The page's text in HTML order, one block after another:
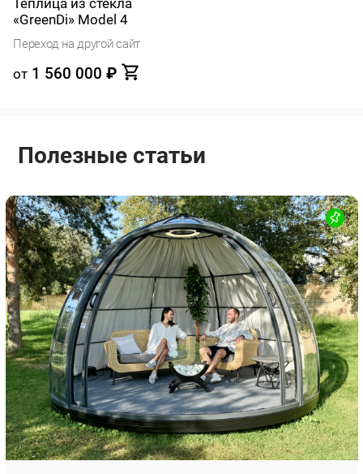
Теплица из стекла
«GreenDi» Model 4
Переход на другой сайт
от 1 560 000 ₽
Полезные статьи